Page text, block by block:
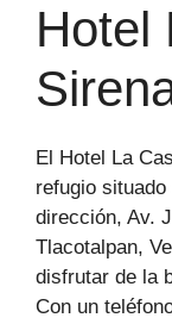
Hotel
El Hotel La
refugio
dirección, Av.
Tlacotalpan,
disfrutar de la
Con un